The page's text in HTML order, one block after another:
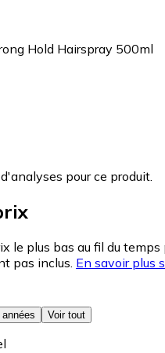
Hold Hairspray 500ml
pour ce produit.
le plus bas au fil du
pas inclus. En savoir plus
années Voir tout